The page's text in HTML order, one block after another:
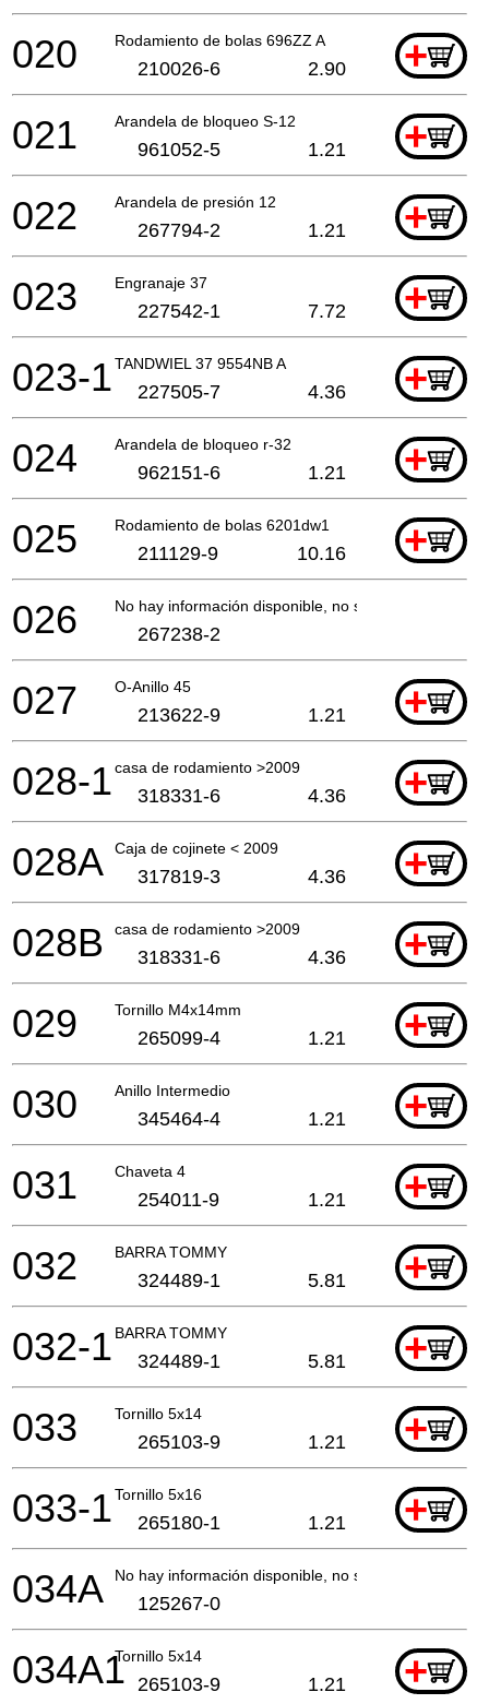
Rodamiento de bolas 696ZZ A +
020 210026-6 2.90
Arandela de bloqueo S-12 +
021 961052-5 1.21
Arandela de presión 12 +
022 267794-2 1.21
Engranaje 37 +
023 227542-1 7.72
TANDWIEL 37 9554NB A +
023-1 227505-7 4.36
Arandela de bloqueo r-32 +
024 962151-6 1.21
Rodamiento de bolas 6201dw1 +
025 211129-9 10.16
No hay información disponible, no se puede pedir
026 267238-2
O-Anillo 45 +
027 213622-9 1.21
casa de rodamiento >2009 +
028-1 318331-6 4.36
Caja de cojinete < 2009 +
028A 317819-3 4.36
casa de rodamiento >2009 +
028B 318331-6 4.36
Tornillo M4x14mm +
029 265099-4 1.21
Anillo Intermedio +
030 345464-4 1.21
Chaveta 4 +
031 254011-9 1.21
BARRA TOMMY +
032 324489-1 5.81
BARRA TOMMY +
032-1 324489-1 5.81
Tornillo 5x14 +
033 265103-9 1.21
Tornillo 5x16 +
033-1 265180-1 1.21
No hay información disponible, no se puede pedir
034A 125267-0
Tornillo 5x14 +
034A1 265103-9 1.21